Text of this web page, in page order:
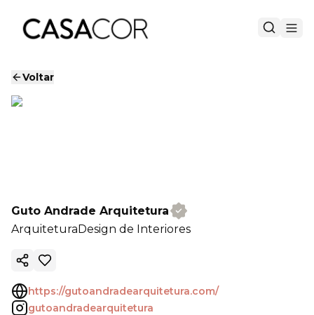
Voltar
Guto Andrade Arquitetura
ArquiteturaDesign de Interiores
Copiar link
https://gutoandradearquitetura.com/
gutoandradearquitetura